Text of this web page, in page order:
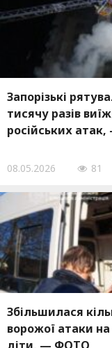
Запорізькі
тисячу разів
російських
08.05.2026 81
Збільшилася
ворожої атаки